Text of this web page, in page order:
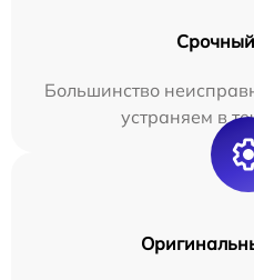
Большинство
устраняем в